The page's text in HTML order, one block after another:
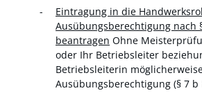
Eintragung in die
Ausübungsberechtigung nach
beantragen Ohne
oder Ihr Betriebsleiter
Betriebsleiterin
Ausübungsberechtigung (§ 7 b